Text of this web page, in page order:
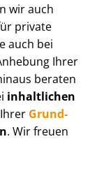
wir auch
private
auch bei
Ihrer
beraten
inhaltlichen
Grund­
. Wir freuen